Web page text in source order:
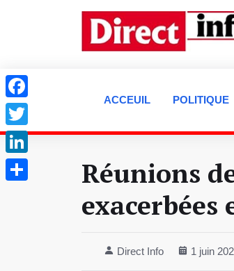
ACCEUIL POLITIQUE
Réunions
exacerbées
Direct Info 1 juin
Facebook
Twitter
LinkedIn